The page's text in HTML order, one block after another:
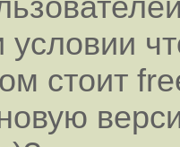
условии
стоит